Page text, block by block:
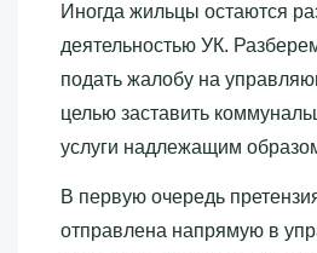
Иногда жильцы остаются
деятельностью УК.
подать жалобу на
целью заставить
услуги надлежащим
В первую очередь
отправлена напрямую в